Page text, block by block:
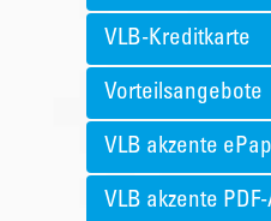
VLB-Kreditkarte
Vorteilsangebote
VLB akzente
VLB akzente